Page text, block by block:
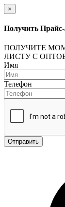
×
Получить
ПОЛУЧИТЕ
ЛИСТУ С
Имя
Телефон
Отправить